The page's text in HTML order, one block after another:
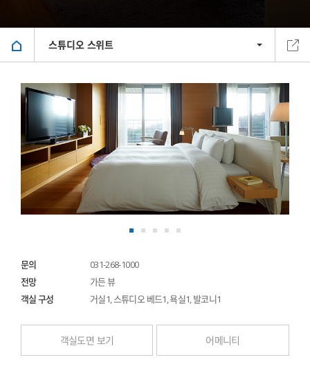
스튜디오 스위트
문의
031-268-1000
전망
가든 뷰
객실 구성
거실1, 스튜디오 베드1, 욕실1, 발코니1
객실도면 보기 어메니티